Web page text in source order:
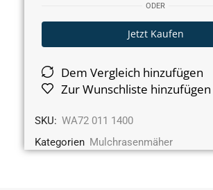
ODER
Jetzt Kaufen
Dem Vergleich hinzufügen
Zur Wunschliste hinzufügen
SKU: WA72 011 1400
Kategorien Mulchrasenmäher